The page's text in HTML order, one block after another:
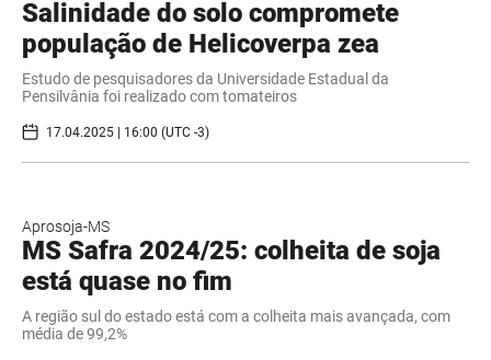
Salinidade do solo compromete
população de Helicoverpa zea
Estudo de pesquisadores da Universidade Estadual da
Pensilvânia foi realizado com tomateiros
17.04.2025 | 16:00 (UTC -3)
Aprosoja-MS
MS Safra 2024/25: colheita de soja
está quase no fim
A região sul do estado está com a colheita mais avançada, com
média de 99,2%